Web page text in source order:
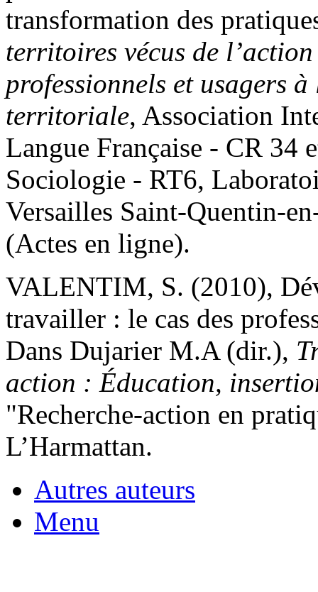
transformation des
territoires vécus de
professionnels et usagers
territoriale, Association
Langue Française - CR 34
Sociologie - RT6,
Versailles Saint-Quentin-
(Actes en ligne).
VALENTIM, S. (2010),
travailler : le cas des
Dans Dujarier M.A (dir.),
action : Éducation,
"Recherche-action en
L’Harmattan.
Autres auteurs
Menu